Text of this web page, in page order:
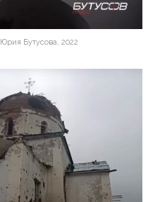
Юрия Бутусова, 2022